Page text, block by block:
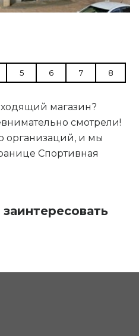
5 6 7 8
магазин?
смотрели!
организаций, и мы
Спортивная